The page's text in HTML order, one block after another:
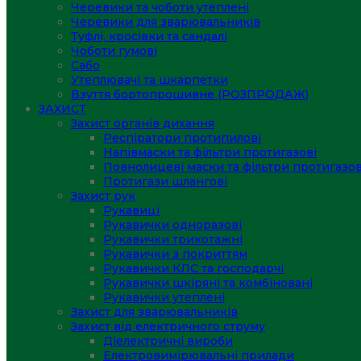
Черевики та чоботи утеплені
Черевики для зварювальників
Туфлі, кросівки та сандалі
Чоботи гумові
Сабо
Утеплювачі та шкарпетки
Взуття бортопрошивне (РОЗПРОДАЖ)
ЗАХИСТ
Захист органів дихання
Респіратори протипилові
Напівмаски та фільтри протигазові
Повнолицеві маски та фільтри
Протигази шлангові
Захист рук
Рукавиці
Рукавички одноразові
Рукавички трикотажні
Рукавички з покриттям
Рукавички КЛС та господарчі
Рукавички шкіряні та комбіновані
Рукавички утеплені
Захист для зварювальників
Захист від електричного струму
Діелектричні вироби
Електровимірювальні прилади